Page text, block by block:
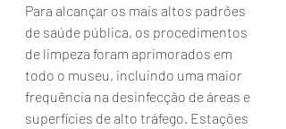
Para alcançar os mais altos padrões
de saúde pública, os procedimentos
de limpeza foram aprimorados em
todo o museu, incluindo uma maior
frequência na desinfecção de áreas e
superfícies de alto tráfego. Estações